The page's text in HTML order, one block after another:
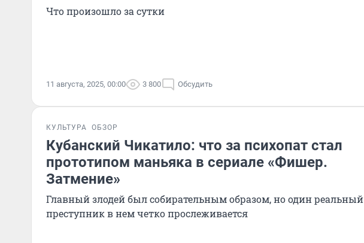
Что произошло за сутки
11 августа, 2025, 00:00 3 800 Обсудить
КУЛЬТУРА ОБЗОР
Кубанский Чикатило: что за психопат стал
прототипом маньяка в сериале «Фишер.
Затмение»
Главный злодей был собирательным образом, но один реальный
преступник в нем четко прослеживается